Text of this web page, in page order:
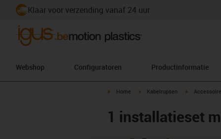
Klaar voor verzending vanaf 24 uur
Webshop Configuratoren Productinformatie
igus-icon-arrow-right
Home igus-icon-arrow-right
Kabelrupsen igus-icon-
1 installatieset